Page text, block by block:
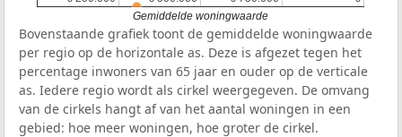
Gemiddelde woningwaarde
Bovenstaande grafiek toont de gemiddelde woningwaarde
per regio op de horizontale as. Deze is afgezet tegen het
percentage inwoners van 65 jaar en ouder op de verticale
as. Iedere regio wordt als cirkel weergegeven. De omvang
van de cirkels hangt af van het aantal woningen in een
gebied: hoe meer woningen, hoe groter de cirkel.